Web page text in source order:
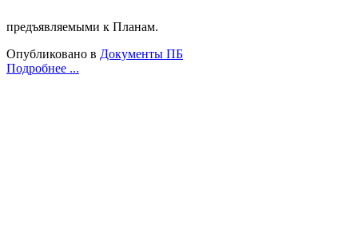
предъявляемыми к Планам.
Опубликовано в Документы ПБ
Подробнее ...